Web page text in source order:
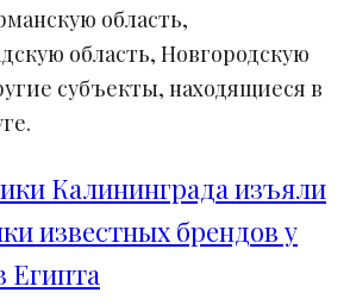
область,
область, Новгородскую
субъекты, находящиеся в
Калининграда изъяли
известных брендов у
Египта